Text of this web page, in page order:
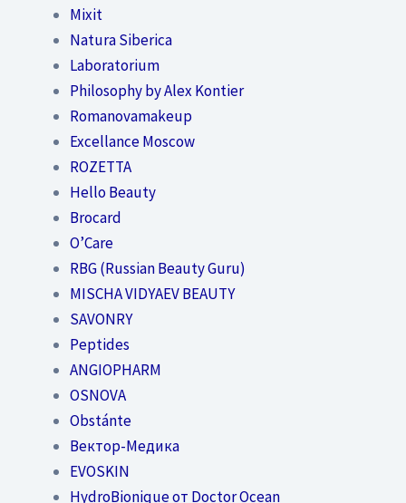
Mixit
Natura Siberica
Laboratorium
Philosophy by Alex Kontier
Romanovamakeup
Excellance Moscow
ROZETTA
Hello Beauty
Brocard
O’Care
RBG (Russian Beauty Guru)
MISCHA VIDYAEV BEAUTY
SAVONRY
Peptides
ANGIOPHARM
OSNOVA
Obstánte
Вектор-Медика
EVOSKIN
HydroBionique от Doctor Ocean